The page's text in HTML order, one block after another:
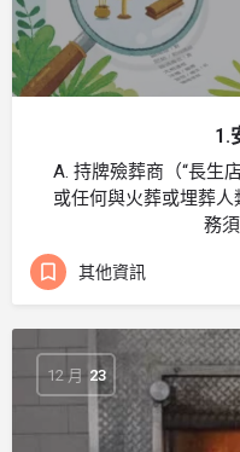
1.
A. 持牌殮葬商（“長生
或任何與火葬或埋葬
務
其他資訊
12 月 23